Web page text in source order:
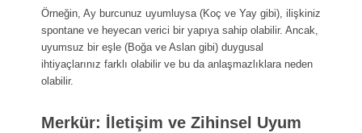
Örneğin, Ay burcunuz uyumluysa (Koç ve Yay gibi), ilişkiniz
spontane ve heyecan verici bir yapıya sahip olabilir. Ancak,
uyumsuz bir eşle (Boğa ve Aslan gibi) duygusal
ihtiyaçlarınız farklı olabilir ve bu da anlaşmazlıklara neden
olabilir.
Merkür: İletişim ve Zihinsel Uyum